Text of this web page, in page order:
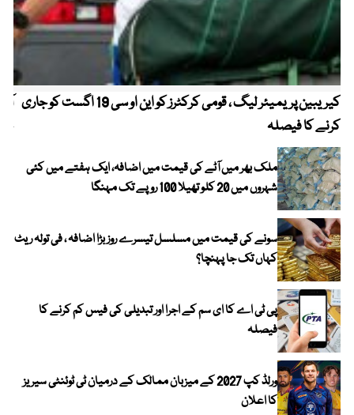
کیریبین پریمیئر لیگ ، قومی کرکٹرز کو این او سی 19 اگست کو جاری
کرنے کا فیصلہ
ملک بھر میں آٹے کی قیمت میں اضافہ، ایک ہفتے میں کئی
شہروں میں 20 کلو تھیلا 100 روپے تک مہنگا
سونے کی قیمت میں مسلسل تیسرے روز بڑا اضافہ ، فی تولہ ریٹ
کہاں تک جا پہنچا؟
پی ٹی اے کا ای سم کے اجرا اور تبدیلی کی فیس کم کرنے کا
فیصلہ
ورلڈ کپ 2027 کے میزبان ممالک کے درمیان ٹی ٹوئنٹی سیریز
کا اعلان